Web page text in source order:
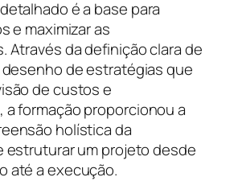
é a base para
e maximizar as
Através da definição clara de
de estratégias que
de custos e
formação proporcionou a
holística da
estruturar um projeto desde
até a execução.